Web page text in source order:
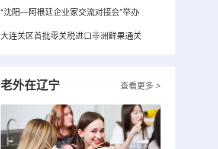
“沈阳—阿根廷企业家交流对接会”举办
大连关区首批零关税进口非洲鲜果通关
查看更多 >
老外在辽宁